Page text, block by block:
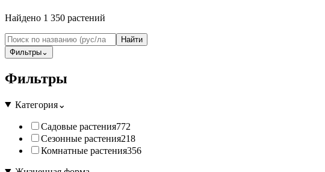
Найдено 1 350 растений
Найти
Фильтры⌄
Фильтры
Категория⌄
Садовые растения772
Сезонные растения218
Комнатные растения356